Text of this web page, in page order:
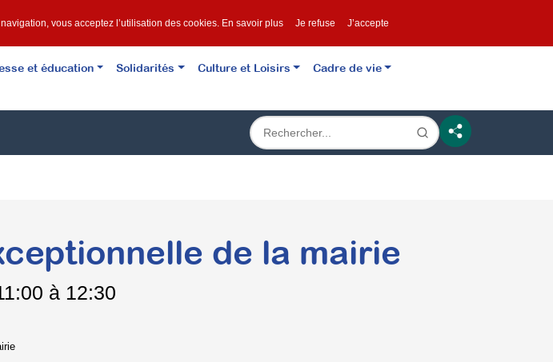
et éducation Solidarités Culture et Loisirs Cadre de vie
de la mairie
à 12:30
vous acceptez l’utilisation des cookies. En savoir plus Je refuse J’accepte